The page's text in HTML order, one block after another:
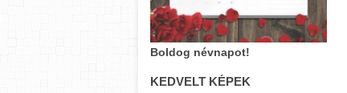
Boldog névnapot!
KEDVELT KÉPEK